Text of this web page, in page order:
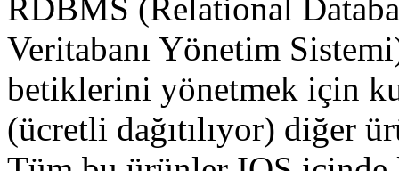
RDBMS (Relational
Veritabanı Yönetim
betiklerini yönetmek için
(ücretli dağıtılıyor) diğer